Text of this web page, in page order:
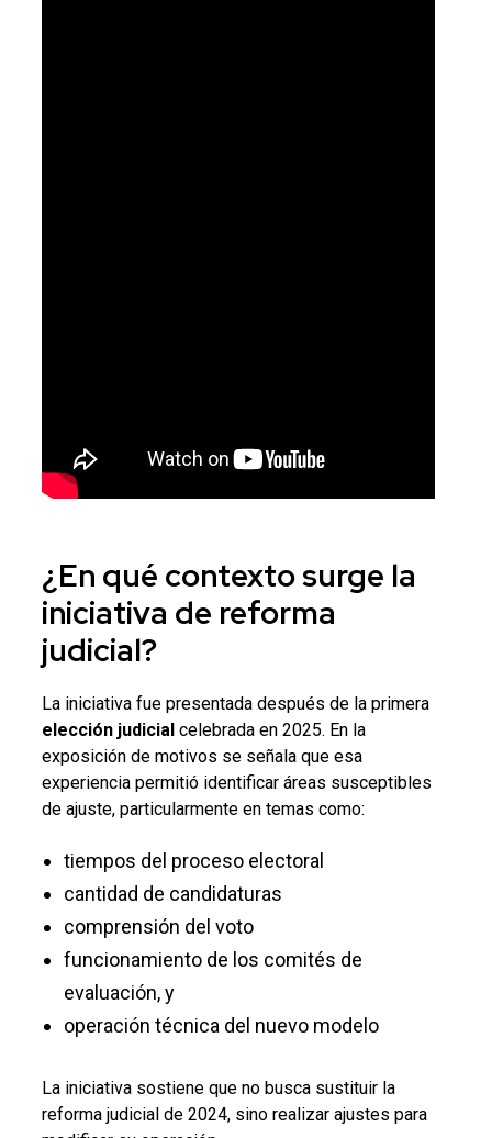
¿En qué contexto surge la
iniciativa de reforma
judicial?
La iniciativa fue presentada después de la primera
elección judicialcelebrada en 2025. En la
exposición de motivos se señala que esa
experiencia permitió identificar áreas susceptibles
de ajuste, particularmente en temas como:
tiempos del proceso electoral
cantidad de candidaturas
comprensión del voto
funcionamiento de los comités de
evaluación, y
operación técnica del nuevo modelo
La iniciativa sostiene que no busca sustituir la
reforma judicial de 2024, sino realizar ajustes para